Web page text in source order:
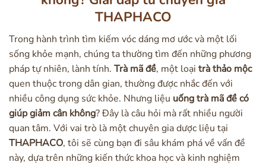
THAPHACO
Trong hành trình tìm kiếm vóc dáng mơ ước và một lối
sống khỏe mạnh, chúng ta thường tìm đến những phương
pháp tự nhiên, lành tính. Trà mã đề, một loại trà thảo mộc
quen thuộc trong dân gian, thường được nhắc đến với
nhiều công dụng sức khỏe. Nhưng liệu uống trà mã đề có
giúp giảm cân không? Đây là câu hỏi mà rất nhiều người
quan tâm. Với vai trò là một chuyên gia dược liệu tại
THAPHACO, tôi sẽ cùng bạn đi sâu khám phá về vấn đề
này, dựa trên những kiến thức khoa học và kinh nghiệm